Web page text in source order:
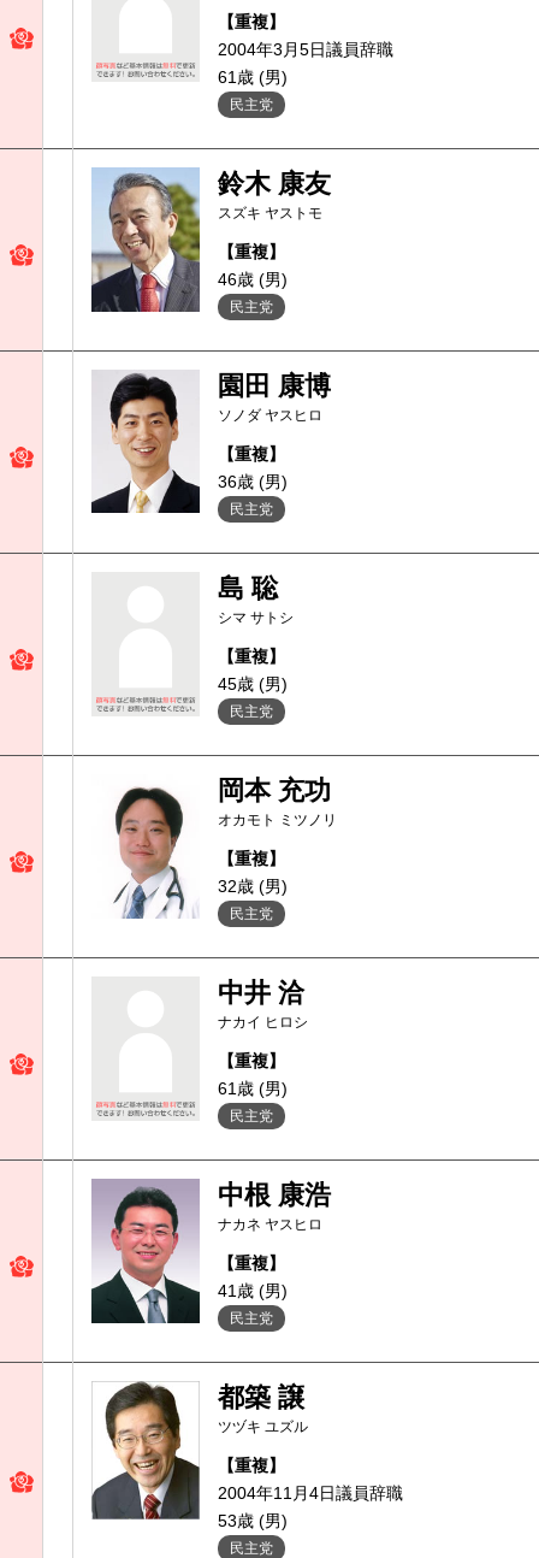
【重複】
2004年3月5日議員辞職
61歳 (男)
民主党
鈴木 康友
スズキ ヤストモ
【重複】
46歳 (男)
民主党
園田 康博
ソノダ ヤスヒロ
【重複】
36歳 (男)
民主党
島 聡
シマ サトシ
【重複】
45歳 (男)
民主党
岡本 充功
オカモト ミツノリ
【重複】
32歳 (男)
民主党
中井 洽
ナカイ ヒロシ
【重複】
61歳 (男)
民主党
中根 康浩
ナカネ ヤスヒロ
【重複】
41歳 (男)
民主党
都築 譲
ツヅキ ユズル
【重複】
2004年11月4日議員辞職
53歳 (男)
民主党